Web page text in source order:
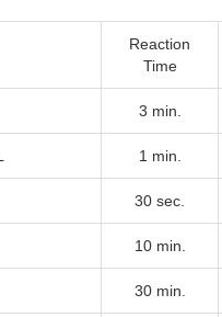
Reaction
Time
3 min.
1 min.
30 sec.
10 min.
30 min.